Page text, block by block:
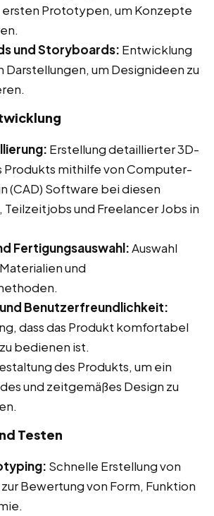
ersten Prototypen, um Konzepte
und Storyboards: Entwicklung
Darstellungen, um Designideen zu
Erstellung detaillierter 3D-
Produkts mithilfe von Computer-
(CAD) Software bei diesen
und Freelancer Jobs in
Fertigungsauswahl:Auswahl
und
Benutzerfreundlichkeit:
dass das Produkt komfortabel
bedienen ist.
des Produkts, um ein
und zeitgemäßes Design zu
Testen
Schnelle Erstellung von
Bewertung von Form, Funktion